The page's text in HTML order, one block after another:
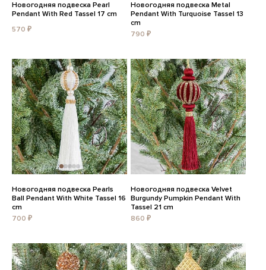
Новогодняя подвеска Pearl
Pendant With Red Tassel 17 cm
570 ₽
Новогодняя подвеска Metal
Pendant With Turquoise Tassel 13
cm
790 ₽
Новогодняя подвеска Pearls
Ball Pendant With White Tassel 16
cm
700 ₽
Новогодняя подвеска Velvet
Burgundy Pumpkin Pendant With
Tassel 21 cm
860 ₽